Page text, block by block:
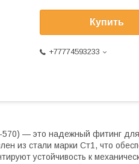
Купить
+77774593233
570) — это надежный фитинг
из стали марки Ст1, что
устойчивость к